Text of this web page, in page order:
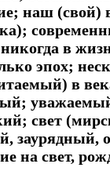
наш (свой)
в
эпох;
в
свет
на свет,